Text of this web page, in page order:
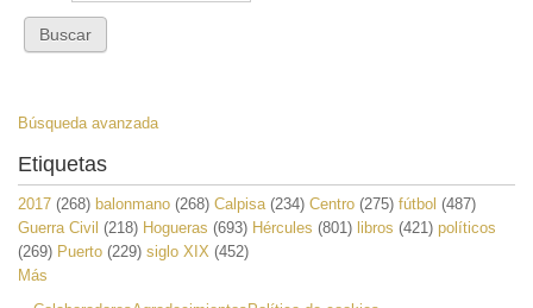
Búsqueda avanzada
Etiquetas
2017 (268) balonmano (268) Calpisa(234) Centro (275) fútbol (487)
Guerra Civil (218) Hogueras (693) Hércules (801) libros (421) políticos
(269) Puerto (229) siglo XIX (452)
Más